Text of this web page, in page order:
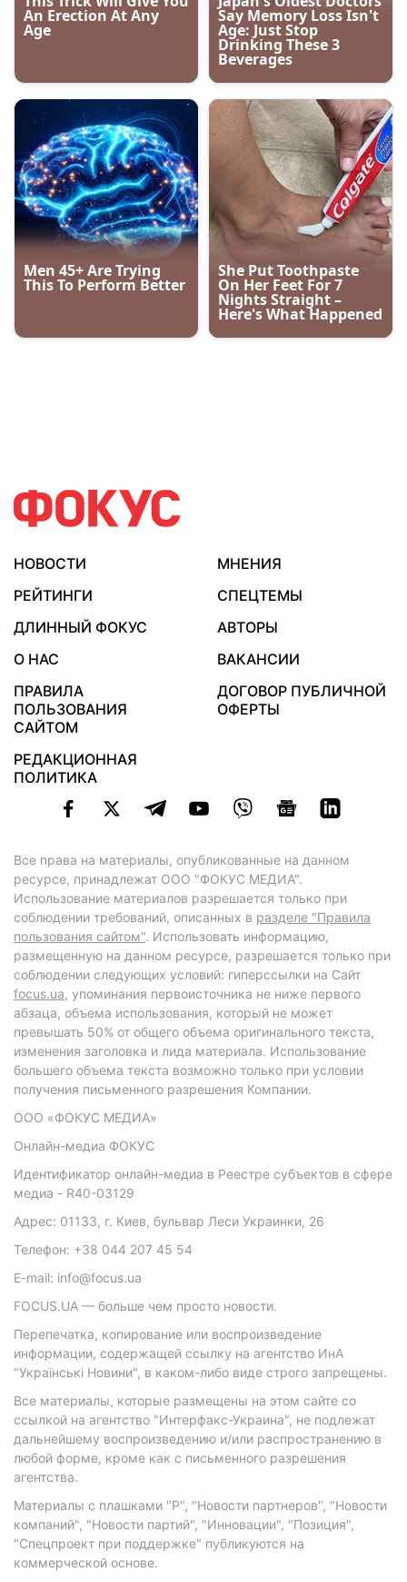
НОВОСТИ
МНЕНИЯ
РЕЙТИНГИ
СПЕЦТЕМЫ
ДЛИННЫЙ ФОКУС
АВТОРЫ
О НАС
ВАКАНСИИ
ПРАВИЛА
ПОЛЬЗОВАНИЯ
САЙТОМ
ДОГОВОР ПУБЛИЧНОЙ
ОФЕРТЫ
РЕДАКЦИОННАЯ
ПОЛИТИКА
Все права на материалы, опубликованные на данном
ресурсе, принадлежат ООО "ФОКУС МЕДИА".
Использование материалов разрешается только при
соблюдении требований, описанных в разделе "Правила
пользования сайтом". Использовать информацию,
размещенную на данном ресурсе, разрешается только при
соблюдении следующих условий: гиперссылки на Сайт
focus.ua, упоминания первоисточника не ниже первого
абзаца, объема использования, который не может
превышать 50% от общего объема оригинального текста,
изменения заголовка и лида материала. Использование
большего объема текста возможно только при условии
получения письменного разрешения Компании.
ООО «ФОКУС МЕДИА»
Онлайн-медиа ФОКУС
Идентификатор онлайн-медиа в Реестре субъектов в сфере
медиа - R40-03129
Адрес: 01133, г. Киев, бульвар Леси Украинки, 26
Телефон: +38 044 207 45 54
E-mail: info@focus.ua
FOCUS.UA — больше чем просто новости.
Перепечатка, копирование или воспроизведение
информации, содержащей ссылку на агентство ИнА
"Українські Новини", в каком-либо виде строго запрещены.
Все материалы, которые размещены на этом сайте со
ссылкой на агентство "Интерфакс-Украина", не подлежат
дальнейшему воспроизведению и/или распространению в
любой форме, кроме как с письменного разрешения
агентства.
Материалы с плашками "Р", "Новости партнеров", "Новости
компаний", "Новости партий", "Инновации", "Позиция",
"Спецпроект при поддержке" публикуются на
коммерческой основе.